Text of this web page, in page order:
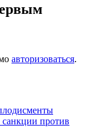
авторизоваться.